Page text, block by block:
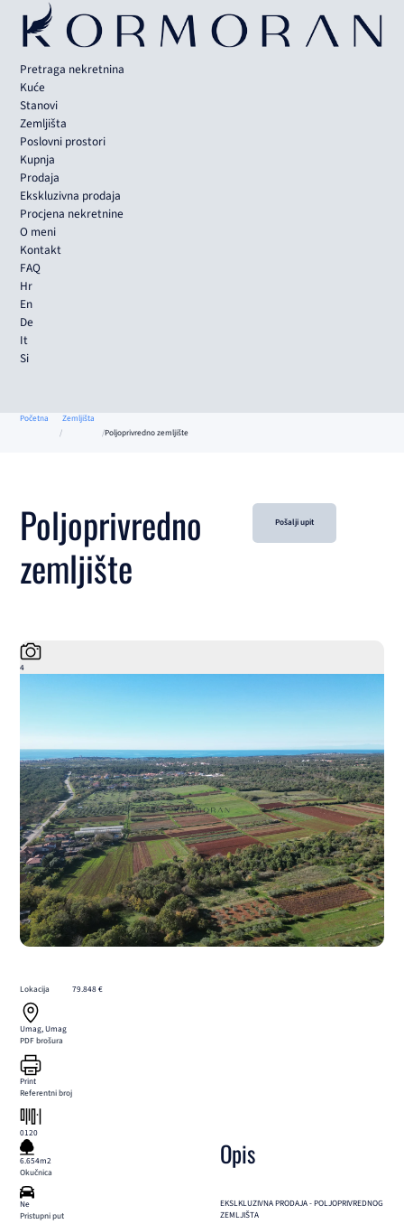
Pretraga nekretnina
Kuće
Stanovi
Zemljišta
Poslovni prostori
Kupnja
Prodaja
Ekskluzivna prodaja
Procjena nekretnine
O meni
Kontakt
FAQ
Hr
En
De
It
Si
Početna
Zemljišta
Poljoprivredno zemljište
Poljoprivredno
zemljište
Pošalji upit
4
Lokacija
Umag, Umag
PDF brošura
Print
Referentni broj
0120
79.848 €
6.654m2
Okučnica
Ne
Pristupni put
Opis
EKSLKLUZIVNA PRODAJA - POLJOPRIVREDNOG
ZEMLJIŠTA